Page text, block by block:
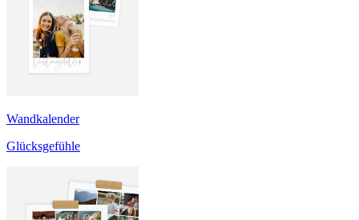
Wandkalender
Glücksgefühle